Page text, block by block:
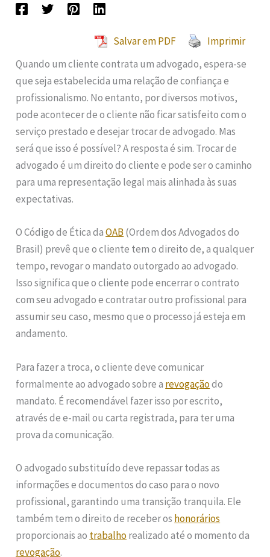
Salvar em PDF
Imprimir
Quando um cliente contrata um advogado, espera-se
que seja estabelecida uma relação de confiança e
profissionalismo. No entanto, por diversos motivos,
pode acontecer de o cliente não ficar satisfeito com o
serviço prestado e desejar trocar de advogado. Mas
será que isso é possível? A resposta é sim. Trocar de
advogado é um direito do cliente e pode ser o caminho
para uma representação legal mais alinhada às suas
expectativas.
O Código de Ética daOAB(Ordem dos Advogados do
Brasil) prevê que o cliente tem o direito de, a qualquer
tempo, revogar o mandato outorgado ao advogado.
Isso significa que o cliente pode encerrar o contrato
com seu advogado e contratar outro profissional para
assumir seu caso, mesmo que o processo já esteja em
andamento.
Para fazer a troca, o cliente deve comunicar
formalmente ao advogado sobre a revogaçãodo
mandato. É recomendável fazer isso por escrito,
através de e-mail ou carta registrada, para ter uma
prova da comunicação.
O advogado substituído deve repassar todas as
informações e documentos do caso para o novo
profissional, garantindo uma transição tranquila. Ele
também tem o direito de receber os honorários
proporcionais ao trabalhorealizado até o momento da
revogação.